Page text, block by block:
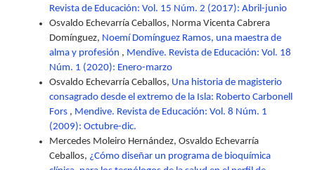
Revista de Educación: Vol. 15 Núm. 2 (2017): Abril-junio
Osvaldo Echevarría Ceballos, Norma Vicenta Cabrera
Domínguez, Noemí Domínguez Ramos, una maestra de
alma y profesión , Mendive. Revista de Educación: Vol. 18
Núm. 1 (2020): Enero-marzo
Osvaldo Echevarría Ceballos, Una historia de magisterio
consagrado desde el extremo de la Isla: Roberto Carbonell
Fors , Mendive. Revista de Educación: Vol. 8 Núm. 1
(2009): Octubre-dic.
Mercedes Moleiro Hernández, Osvaldo Echevarría
Ceballos, ¿Cómo diseñar un programa de bioquímica